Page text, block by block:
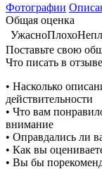
Фотографии
Общая оценка
УжасноПлохо
Поставьте свою
Что писать в отзыве
• Насколько
действительности
• Что вам
внимание
• Оправдались ли
• Как вы
• Вы бы